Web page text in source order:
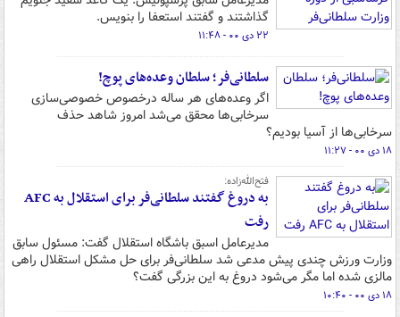
گذاشتند و گفتند استعفا را بنویس.
۲۲ دی ۰۰ - ۱۱:۴۸
سلطانی‌فر؛ سلطان وعده‌های پوچ!
اگر وعده‌های هر ساله درخصوص خصوصی‌سازی
سرخابی‌ها محقق می‌شد امروز شاهد حذف
سرخابی‌ها از آسیا بودیم؟
۱۸ دی ۰۰ - ۱۱:۲۷
فتح‌الله‌زاده:
به دروغ گفتند سلطانی‌فر برای استقلال به AFC
رفت
مدیرعامل اسبق باشگاه استقلال گفت: مسئول سابق
وزارت ورزش چندی پیش مدعی شد سلطانی‌فر برای حل مشکل استقلال راهی
مالزی شده اما مگر می‌شود دروغ به این بزرگی گفت؟
۱۸ دی ۰۰ - ۱۰:۴۰